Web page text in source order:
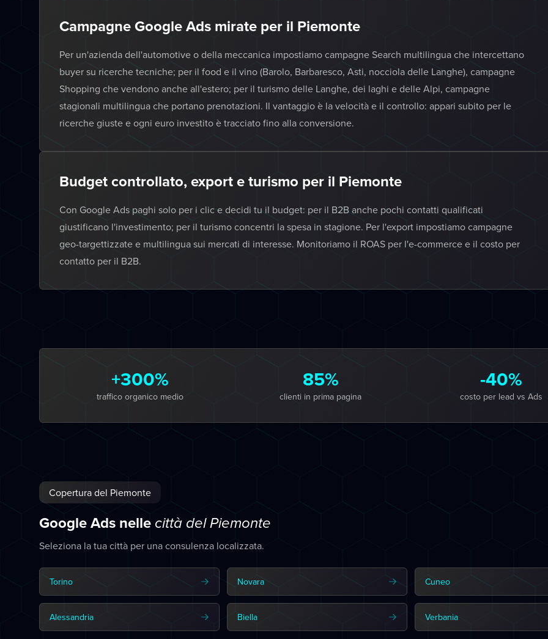
Campagne Google Ads mirate per il Piemonte
Per un'azienda dell'automotive o della meccanica impostiamo campagne Search multilingua che intercettano
buyer su ricerche tecniche; per il food e il vino (Barolo, Barbaresco, Asti, nocciola delle Langhe), campagne
Shopping che vendono anche all'estero; per il turismo delle Langhe, dei laghi e delle Alpi, campagne
stagionali multilingua che portano prenotazioni. Il vantaggio è la velocità e il controllo: appari subito per le
ricerche giuste e ogni euro investito è tracciato fino alla conversione.
Budget controllato, export e turismo per il Piemonte
Con Google Ads paghi solo per i clic e decidi tu il budget: per il B2B anche pochi contatti qualificati
giustificano l'investimento; per il turismo concentri la spesa in stagione. Per l'export impostiamo campagne
geo-targettizzate e multilingua sui mercati di interesse. Monitoriamo il ROAS per l'e-commerce e il costo per
contatto per il B2B.
+300%
traffico organico medio
85%
clienti in prima pagina
-40%
costo per lead vs Ads
Copertura del Piemonte
Google Ads nelle città del Piemonte
Seleziona la tua città per una consulenza localizzata.
Torino Novara Cuneo
Alessandria Biella Verbania